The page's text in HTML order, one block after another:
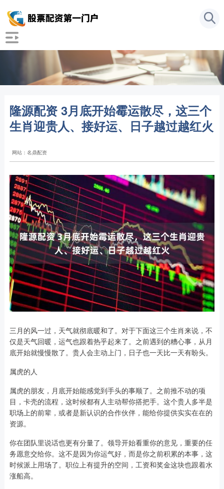
隆源配资 3月底开始霉运散尽，这三个
生肖迎贵人、接好运、日子越过越红火
网站：名鼎配资
三月的风一过，天气就彻底暖和了。对于下面这三个生肖来说，不
仅是天气回暖，运气也跟着热乎起来了。之前遇到的糟心事，从月
底开始就慢慢散了。贵人会主动上门，日子也一天比一天有盼头。
属虎的人
属虎的朋友，月底开始能感觉到手头的事顺了。之前推不动的项
目，卡壳的流程，这时候都有人主动帮你搭把手。这个贵人多半是
职场上的前辈，或者是新认识的合作伙伴，能给你提供实实在在的
资源。
你在团队里说话也更有分量了。领导开始看重你的意见，重要的任
务愿意交给你。这不是因为你运气好，而是你之前积累的本事，这
时候派上用场了。职位上有提升的空间，工资和奖金这块也跟着水
涨船高。